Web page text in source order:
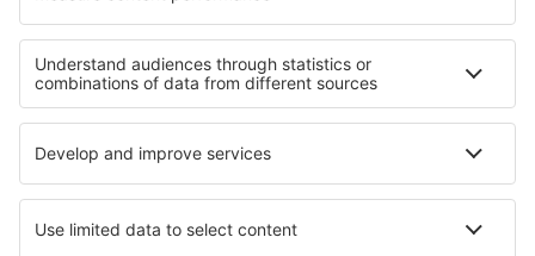
Moje rezervace
Politika ochrany soukromí
Podpora a kontakt